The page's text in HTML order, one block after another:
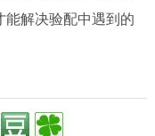
解决验配中遇到的